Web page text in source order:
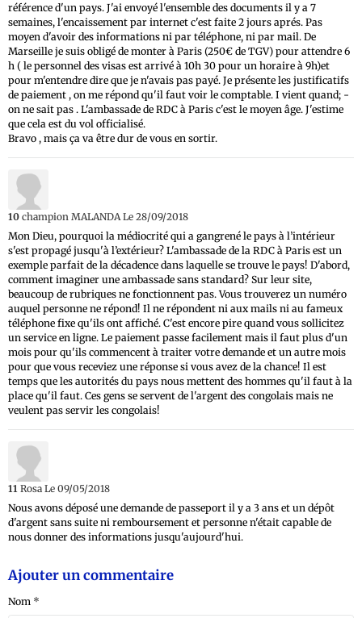
référence d'un pays. J'ai envoyé l'ensemble des documents il y a 7
semaines, l'encaissement par internet c'est faite 2 jours aprés. Pas
moyen d'avoir des informations ni par téléphone, ni par mail. De
Marseille je suis obligé de monter à Paris (250€ de TGV) pour attendre 6
h ( le personnel des visas est arrivé à 10h 30 pour un horaire à 9h)et
pour m'entendre dire que je n'avais pas payé. Je présente les justificatifs
de paiement , on me répond qu'il faut voir le comptable. I vient quand; -
on ne sait pas . L'ambassade de RDC à Paris c'est le moyen âge. J'estime
que cela est du vol officialisé.
Bravo , mais ça va être dur de vous en sortir.
10 champion MALANDALe 28/09/2018
Mon Dieu, pourquoi la médiocrité qui a gangrené le pays à l’intérieur
s'est propagé jusqu'à l’extérieur? L'ambassade de la RDC à Paris est un
exemple parfait de la décadence dans laquelle se trouve le pays! D'abord,
comment imaginer une ambassade sans standard? Sur leur site,
beaucoup de rubriques ne fonctionnent pas. Vous trouverez un numéro
auquel personne ne répond! Il ne répondent ni aux mails ni au fameux
téléphone fixe qu'ils ont affiché. C'est encore pire quand vous sollicitez
un service en ligne. Le paiement passe facilement mais il faut plus d'un
mois pour qu'ils commencent à traiter votre demande et un autre mois
pour que vous receviez une réponse si vous avez de la chance! Il est
temps que les autorités du pays nous mettent des hommes qu'il faut à la
place qu'il faut. Ces gens se servent de l'argent des congolais mais ne
veulent pas servir les congolais!
11 Rosa Le 09/05/2018
Nous avons déposé une demande de passeport il y a 3 ans et un dépôt
d'argent sans suite ni remboursement et personne n'était capable de
nous donner des informations jusqu'aujourd'hui.
Ajouter un commentaire
Nom